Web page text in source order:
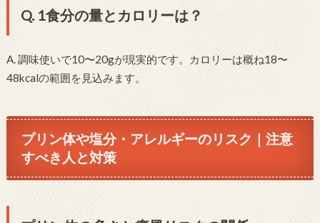
Q. 1食分の量とカロリーは？
A. 調味使いで10〜20gが現実的です。カロリーは概ね18〜
48kcalの範囲を見込みます。
プリン体や塩分・アレルギーのリスク｜注意
すべき人と対策